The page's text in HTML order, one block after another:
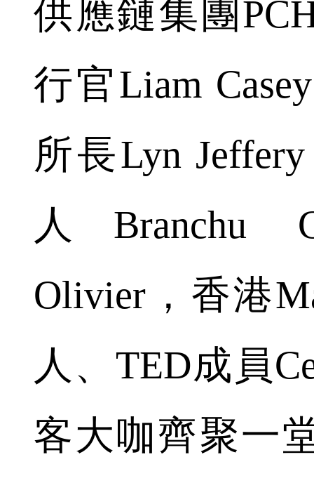
供應鏈集團
行官Liam
所長Lyn
人Branchu
Olivier，香港
人、TED成員
客大咖齊聚一